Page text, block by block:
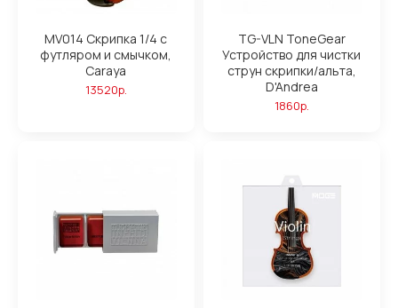
MV014 Скрипка 1/4 с
футляром и смычком,
Caraya
13520р.
TG-VLN ToneGear
Устройство для чистки
струн скрипки/альта,
D'Andrea
1860р.